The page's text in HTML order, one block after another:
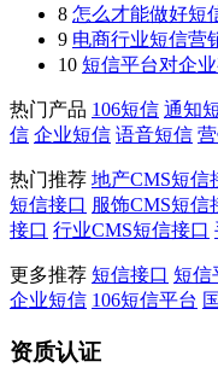
8 怎么才能做好短
9 电商行业短信营
10 短信平台对企
热门产品 106短信 通知
信 企业短信 语音短信
热门推荐 地产CMS短信
短信接口 服饰CMS短信
接口 行业CMS短信接口
更多推荐 短信接口 短信
企业短信 106短信平台
资质认证